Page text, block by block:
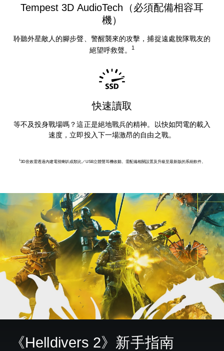
Tempest 3D AudioTech（必須配備相容耳
機）
聆聽外星敵人的腳步聲、警醒襲來的攻擊，捕捉遠處脫隊戰友的
絕望呼救聲。1
快速讀取
等不及投身戰場嗎？這正是絕地戰兵的精神。以快如閃電的載入
速度，立即投入下一場激昂的自由之戰。
13D音效需透過內建電視喇叭或類比／USB立體聲耳機收聽。需配備相關設置及升級至最新版的系統軟件。
《Helldivers 2》新手指南